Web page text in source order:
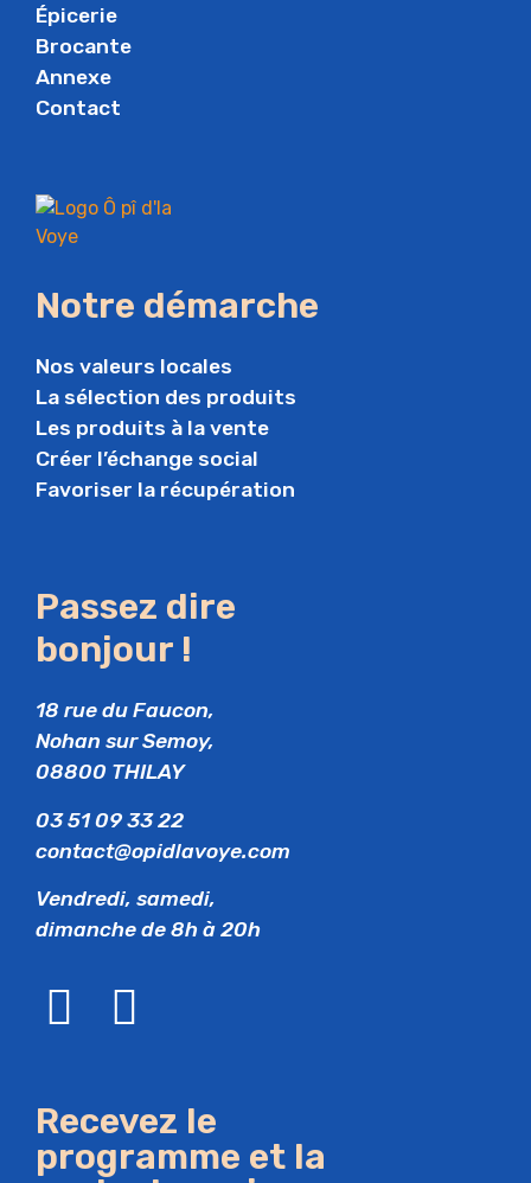
Épicerie
Brocante
Annexe
Contact
Notre démarche
Nos valeurs locales
La sélection des produits
Les produits à la vente
Créer l’échange social
Favoriser la récupération
Passez dire
bonjour !
18 rue du Faucon,
Nohan sur Semoy,
08800 THILAY
03 51 09 33 22
contact@opidlavoye.com
Vendredi, samedi,
dimanche de 8h à 20h
Recevez le
programme et la